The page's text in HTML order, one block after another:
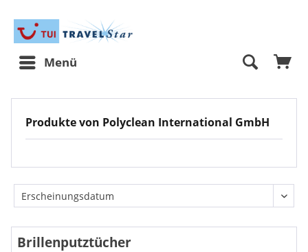
Menü
Produkte von Polyclean International GmbH
Brillenputztücher